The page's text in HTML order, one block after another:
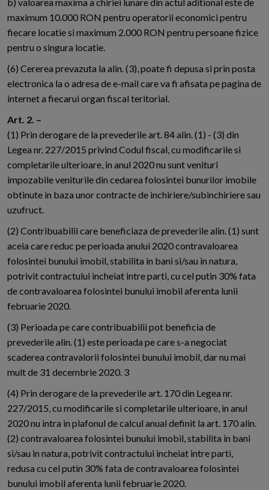
maximum 10.000 RON pentru operatorii economici pentru
fiecare locatie si maximum 2.000 RON pentru persoane fizice
pentru o singura locatie.
(6) Cererea prevazuta la alin. (3), poate fi depusa si prin posta
electronica la o adresa de e-mail care va fi afisata pe pagina de
internet a fiecarui organ fiscal teritorial.
Art. 2. –
(1) Prin derogare de la prevederile art. 84 alin. (1) - (3) din
Legea nr. 227/2015 privind Codul fiscal, cu modificarile si
completarile ulterioare, in anul 2020 nu sunt venituri
impozabile veniturile din cedarea folosintei bunurilor imobile
obtinute in baza unor contracte de inchiriere/subinchiriere sau
uzufruct.
(2) Contribuabilii care beneficiaza de prevederile alin. (1) sunt
aceia care reduc pe perioada anului 2020 contravaloarea
folosintei bunului imobil, stabilita in bani si/sau in natura,
potrivit contractului incheiat intre parti, cu cel putin 30% fata
de contravaloarea folosintei bunului imobil aferenta lunii
februarie 2020.
(3) Perioada pe care contribuabilii pot beneficia de
prevederile alin. (1) este perioada pe care s-a negociat
scaderea contravalorii folosintei bunului imobil, dar nu mai
mult de 31 decembrie 2020. 3
(4) Prin derogare de la prevederile art. 170 din Legea nr.
227/2015, cu modificarile si completarile ulterioare, in anul
2020 nu intra in plafonul de calcul anual definit la art. 170 alin.
(2) contravaloarea folosintei bunului imobil, stabilita in bani
si/sau in natura, potrivit contractului incheiat intre parti,
redusa cu cel putin 30% fata de contravaloarea folosintei
bunului imobil aferenta lunii februarie 2020.